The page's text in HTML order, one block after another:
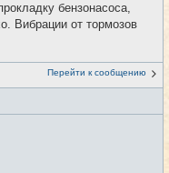
бензонасоса,
Вибрации от тормозов
Перейти к сообщению